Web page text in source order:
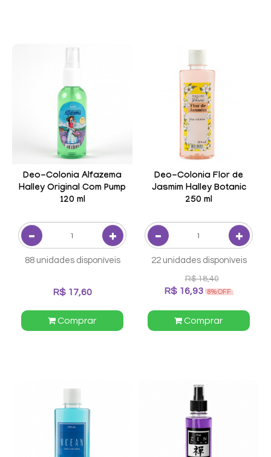
Deo-Colonia Alfazema
Halley Original Com Pump
120 ml
88 unidades disponíveis
R$ 17,60
Comprar
Deo-Colonia Flor de
Jasmim Halley Botanic
250 ml
22 unidades disponíveis
R$ 18,40
R$ 16,93 8% OFF
Comprar